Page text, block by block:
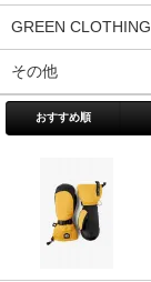
GREEN CLOTHING
その他
おすすめ順